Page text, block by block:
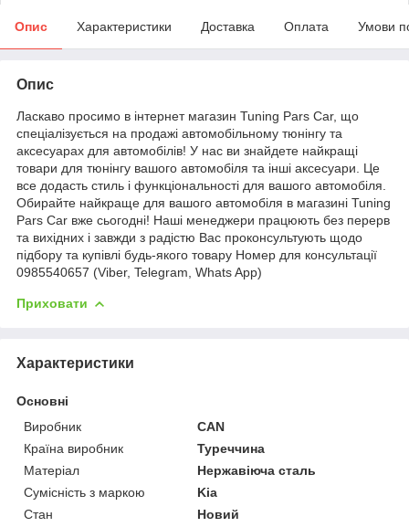
Опис Характеристики Доставка Оплата Умови
Опис
Ласкаво просимо в інтернет магазин Tuning Pars Car, що
спеціалізується на продажі автомобільному тюнінгу та
аксесуарах для автомобілів! У нас ви знайдете найкращі
товари для тюнінгу вашого автомобіля та інші аксесуари. Це
все додасть стиль і функціональності для вашого автомобіля.
Обирайте найкраще для вашого автомобіля в магазині Tuning
Pars Car вже сьогодні! Наші менеджери працюють без перерв
та вихідних і завжди з радістю Вас проконсультують щодо
підбору та купівлі будь-якого товару Номер для консультації
0985540657 (Viber, Telegram, Whats App)
Приховати
Характеристики
Основні
Виробник
CAN
Країна виробник
Туреччина
Матеріал
Нержавіюча сталь
Сумісність з маркою
Kia
Стан
Новий